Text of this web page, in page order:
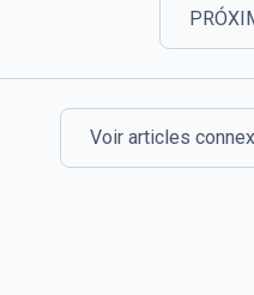
Voir articles